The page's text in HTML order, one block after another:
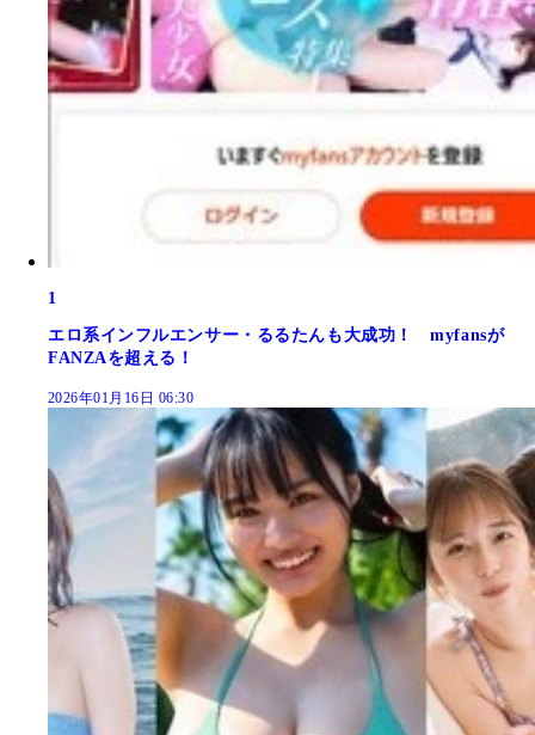
1
エロ系インフルエンサー・るるたんも大成功！ myfansが
FANZAを超える！
2026年01月16日 06:30